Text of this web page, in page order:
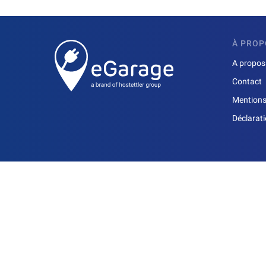
À
A
Contact